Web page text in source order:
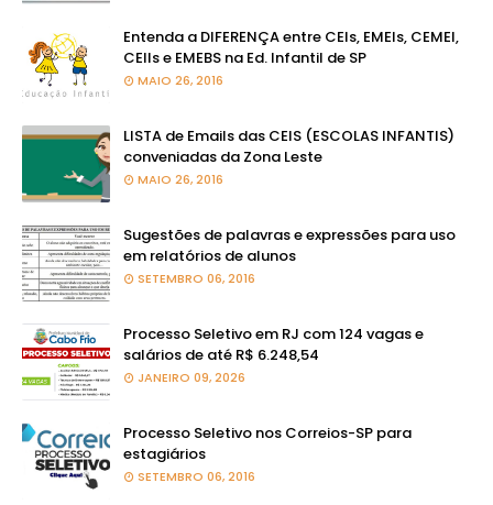
Entenda a DIFERENÇA entre CEIs, EMEIs, CEMEI,
CEIIs e EMEBS na Ed. Infantil de SP
MAIO 26, 2016
LISTA de Emails das CEIS (ESCOLAS INFANTIS)
conveniadas da Zona Leste
MAIO 26, 2016
Sugestões de palavras e expressões para uso
em relatórios de alunos
SETEMBRO 06, 2016
Processo Seletivo em RJ com 124 vagas e
salários de até R$ 6.248,54
JANEIRO 09, 2026
Processo Seletivo nos Correios-SP para
estagiários
SETEMBRO 06, 2016